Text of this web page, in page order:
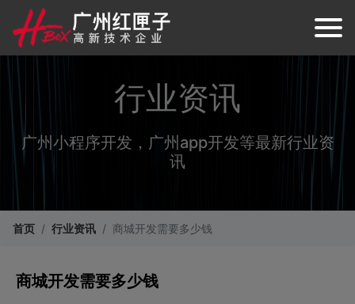
行业资讯
广州小程序开发，广州app开发等最新行业资
讯
首页 行业资讯 商城开发需要多少钱
商城开发需要多少钱